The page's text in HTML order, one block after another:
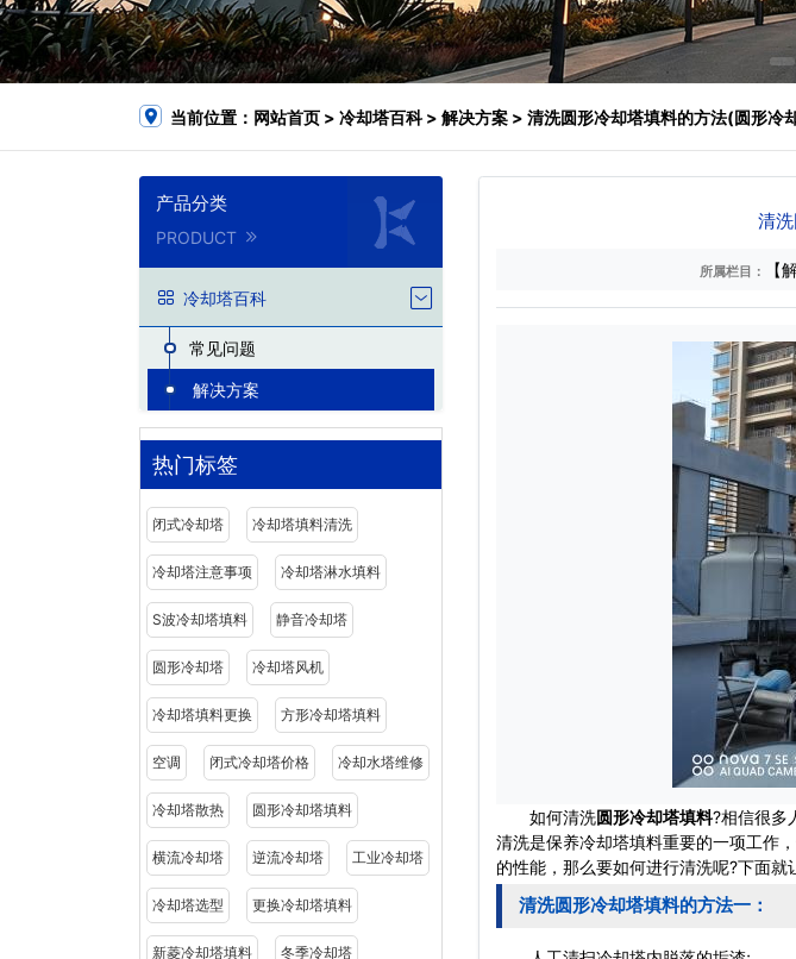
当前位置： 网站首页 > 冷却塔百科> 解决方案 > 清洗圆形冷却塔填料的方法(圆形冷
产品分类
PRODUCT
冷却塔百科
常见问题
解决方案
热门标签
闭式冷却塔 冷却塔填料清洗
冷却塔注意事项 冷却塔淋水填料
S波冷却塔填料 静音冷却塔
圆形冷却塔 冷却塔风机
冷却塔填料更换 方形冷却塔填料
空调 闭式冷却塔价格 冷却水塔维修
冷却塔散热 圆形冷却塔填料
横流冷却塔 逆流冷却塔 工业冷却塔
冷却塔选型 更换冷却塔填料
新菱冷却塔填料 冬季冷却塔
清
所属栏目： 【
如何清洗圆形冷却塔填料?相信很多
清洗是保养冷却塔填料重要的一项工作
的性能，那么要如何进行清洗呢?下面就
清洗圆形冷却塔填料的方法一：